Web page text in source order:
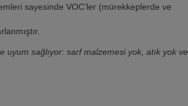
sayesinde VOC’ler (mürekkeplerde ve
sağlıyor: sarf malzemesi yok, atık yok ve